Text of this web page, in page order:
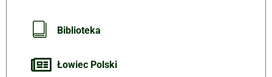
Biblioteka
Łowiec Polski